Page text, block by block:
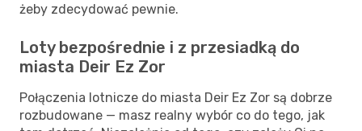
żeby zdecydować pewnie.
Loty bezpośrednie i z przesiadką do
miasta Deir Ez Zor
Połączenia lotnicze do miasta Deir Ez Zor są dobrze
rozbudowane — masz realny wybór co do tego, jak